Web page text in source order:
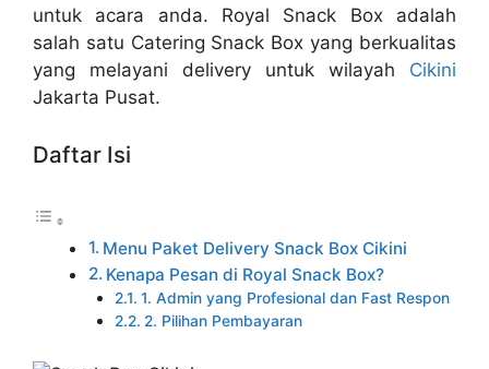
untuk acara anda. Royal Snack Box adalah
salah satu Catering Snack Box yang berkualitas
yang melayani delivery untuk wilayah Cikini
Jakarta Pusat.
Daftar Isi
Menu Paket Delivery Snack Box Cikini
Kenapa Pesan di Royal Snack Box?
1. Admin yang Profesional dan Fast Respon
2. Pilihan Pembayaran